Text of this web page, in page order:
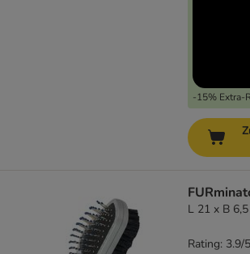
-15% Extra-
L 21 x B
Rating: 3.9/5